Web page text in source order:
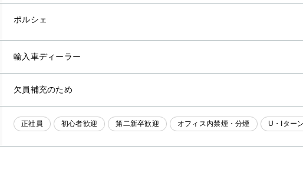
ポルシェ
輸入車ディーラー
欠員補充のため
正社員 初心者歓迎 第二新卒歓迎 オフィス内禁煙・分煙 U・Iター